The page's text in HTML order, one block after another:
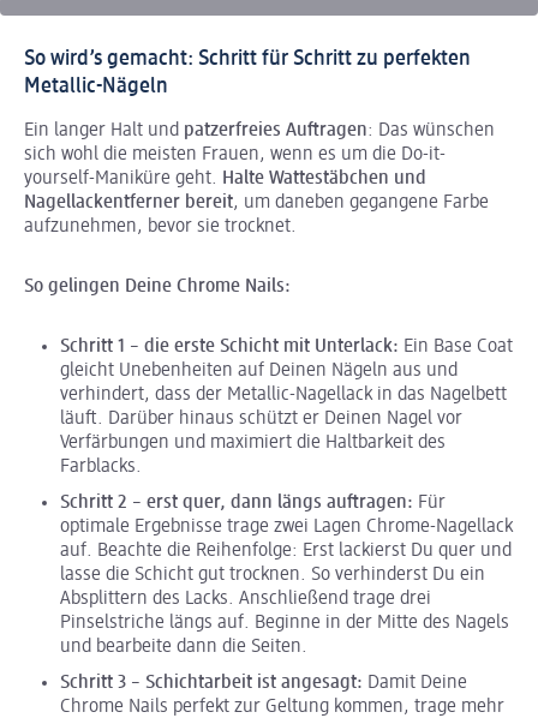
So wird’s gemacht: Schritt für Schritt zu perfekten
Metallic-Nägeln
Ein langer Halt und patzerfreies Auftragen: Das wünschen
sich wohl die meisten Frauen, wenn es um die Do-it-
yourself-Maniküre geht. Halte Wattestäbchen und
Nagellackentferner bereit, um daneben gegangene Farbe
aufzunehmen, bevor sie trocknet.
So gelingen Deine Chrome Nails:
Schritt 1 – die erste Schicht mit Unterlack: Ein Base Coat
gleicht Unebenheiten auf Deinen Nägeln aus und
verhindert, dass der Metallic-Nagellack in das Nagelbett
läuft. Darüber hinaus schützt er Deinen Nagel vor
Verfärbungen und maximiert die Haltbarkeit des
Farblacks.
Schritt 2 – erst quer, dann längs auftragen: Für
optimale Ergebnisse trage zwei Lagen Chrome-Nagellack
auf. Beachte die Reihenfolge: Erst lackierst Du quer und
lasse die Schicht gut trocknen. So verhinderst Du ein
Absplittern des Lacks. Anschließend trage drei
Pinselstriche längs auf. Beginne in der Mitte des Nagels
und bearbeite dann die Seiten.
Schritt 3 – Schichtarbeit ist angesagt: Damit Deine
Chrome Nails perfekt zur Geltung kommen, trage mehr